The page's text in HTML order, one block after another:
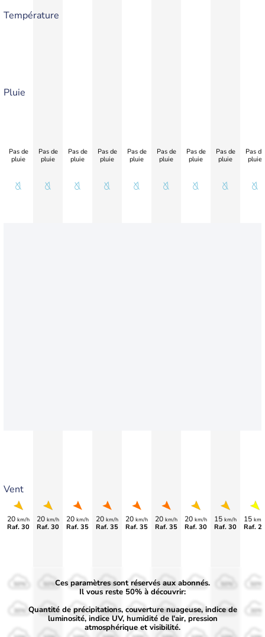
Température
Pluie
Vent
Pas de
pluie
20 km/h
Raf. 30
Pas de
pluie
20 km/h
Raf. 30
Pas de
pluie
20 km/h
Raf. 35
Pas de
pluie
20 km/h
Raf. 35
Pas de
pluie
20 km/h
Raf. 35
Pas de
pluie
20 km/h
Raf. 35
Pas de
pluie
20 km/h
Raf. 30
Pas de
pluie
15 km/h
Raf. 30
Pas de
pluie
15 km/
Raf.
50%
30%
50%
30%
50%
30%
50%
30%
50%
30%
50%
30%
50%
30% 30% 30%
Ces paramètres sont réservés aux abonnés.
Il vous reste 50% à découvrir:
Quantité de précipitations, couverture nuageuse, indice de
luminosité, indice UV, humidité de l'air, pression
atmosphérique et visibilité.